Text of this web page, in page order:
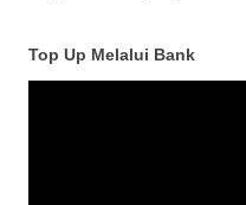
Top Up Melalui Bank